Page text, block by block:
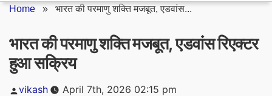
Home » भारत की परमाणु शक्ति मजबूत, एडवांस...
भारत की परमाणु शक्ति मजबूत, एडवांस रिएक्टर
हुआ सक्रिय
Posted
vikash April 7th, 2026 02:15 pm